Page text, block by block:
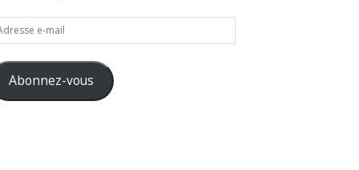
Abonnez-vous